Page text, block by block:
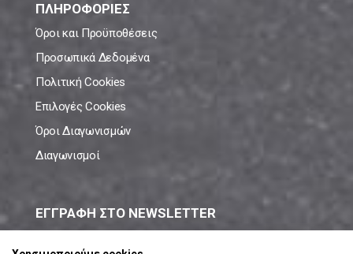
ΠΛΗΡΟΦΟΡΙΕΣ
Όροι και Προϋποθέσεις
Προσωπικά Δεδομένα
Πολιτική Cookies
Επιλογές Cookies
Όροι Διαγωνισμών
Διαγωνισμοί
ΕΓΓΡΑΦΗ ΣΤΟ NEWSLETTER